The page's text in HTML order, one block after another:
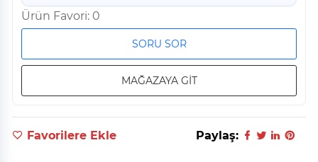
Ürün Favori: 0
SORU SOR
MAĞAZAYA GİT
Favorilere Ekle Paylaş: